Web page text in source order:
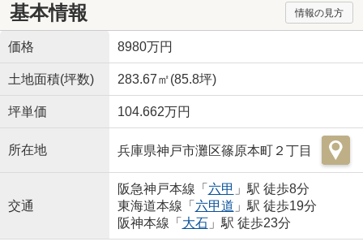
基本情報 情報の見方
価格 8980万円
土地面積(坪数) 283.67㎡(85.8坪)
坪単価 104.662万円
所在地 兵庫県神戸市灘区篠原本町２丁目
交通
阪急神戸本線「 六甲 」駅 徒歩8分
東海道本線「 六甲道 」駅 徒歩19分
阪神本線「 大石」駅 徒歩23分